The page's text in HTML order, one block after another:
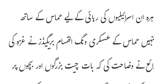
ان اسرائیلیوں کی رہائی کے لیے حماس کے ساتھ
حماس کے عسکری ونگ القسام بریگیڈز نے غزہ کی
نے وضاحت کی کہ بات چیت بزرگوں اور بچوں پر